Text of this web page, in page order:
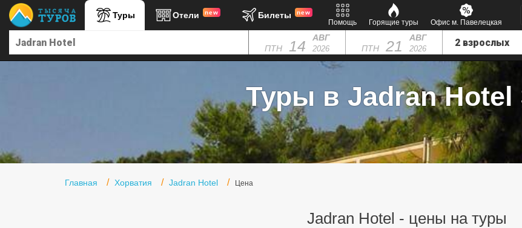
Туры Отели new Билеты new
Помощь Горящие туры Офис м. Павелецкая
ПТН 14 АВГ
2026 ПТН 21 АВГ
2026
Туры в Jadran Hotel
Главная Хорватия Jadran Hotel Цена
Jadran Hotel - цены на туры
Главная